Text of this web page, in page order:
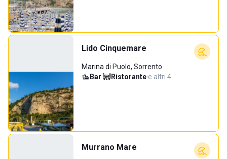
Lido Cinquemare
Marina di Puolo, Sorrento
Bar· Ristorante·e altri 4…
Murrano Mare